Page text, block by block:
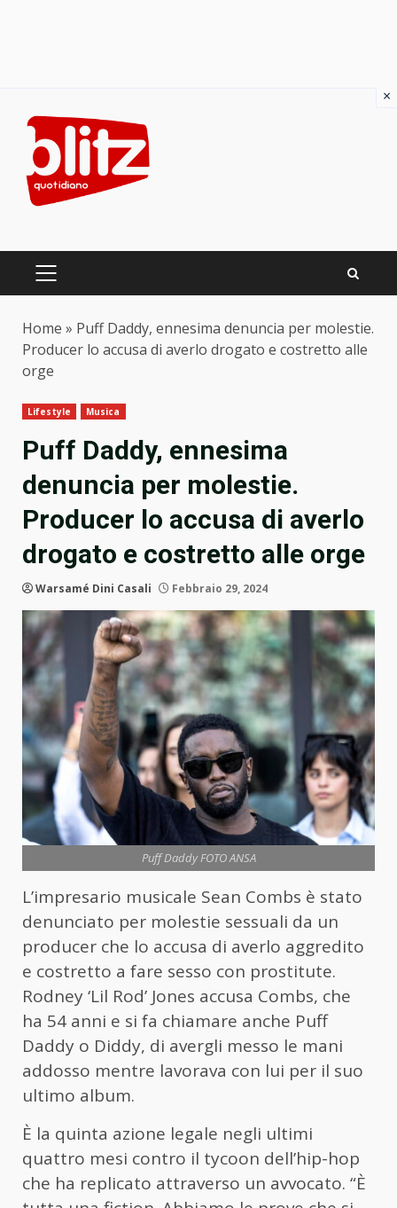
content
PRIMARY
Home » Puff Daddy, ennesima denuncia per molestie.
Producer lo accusa di averlo drogato e costretto alle
orge
Lifestyle Musica
Puff Daddy, ennesima
denuncia per molestie.
Producer lo accusa di averlo
drogato e costretto alle orge
Warsamé Dini Casali Febbraio 29, 2024
Puff Daddy FOTO ANSA
L’impresario musicale Sean Combs è stato
denunciato per molestie sessuali da un
producer che lo accusa di averlo aggredito
e costretto a fare sesso con prostitute.
Rodney ‘Lil Rod’ Jones accusa Combs, che
ha 54 anni e si fa chiamare anche Puff
Daddy o Diddy, di avergli messo le mani
addosso mentre lavorava con lui per il suo
ultimo album.
È la quinta azione legale negli ultimi
quattro mesi contro il tycoon dell’hip-hop
che ha replicato attraverso un avvocato. “È
×